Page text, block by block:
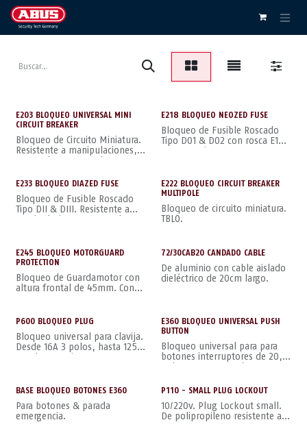
Ir al contenido
E203 BLOQUEO UNIVERSAL MINI
CIRCUIT BREAKER
Bloqueo de Circuito Miniatura.
Resistente a manipulaciones,
no conductor, con abertura
asegurar en vertical y en
horizontal.
E218 BLOQUEO NEOZED FUSE
Bloqueo de Fusible Roscado
Tipo D01 & D02 con rosca E14
& E18. Resistente a
E233 BLOQUEO DIAZED FUSE
Bloqueo de Fusible Roscado
Tipo DII & DIII. Resistente a
manipulaciones, no conductor
E222 BLOQUEO CIRCUIT BREAKER
MULTIPOLE
Bloqueo de circuito miniatura.
TBLO.
E245 BLOQUEO MOTORGUARD
PROTECTION
Bloqueo de Guardamotor con
altura frontal de 45mm. Con
no conductor.
72/30CAB20 CANDADO CABLE
De aluminio con cable aislado
dieléctrico de 20cm largo.
P600 BLOQUEO PLUG
Bloqueo universal para clavija.
Desde 16A 3 polos, hasta 125A
5 polos.- Resistente a
E360 BLOQUEO UNIVERSAL PUSH
BUTTON
Bloqueo universal para para
botones interruptores de 20,5
o de 30,5mm. Desde 40mm
BASE BLOQUEO BOTONES E360
Para botones & parada
emergencia.
P110 - SMALL PLUG LOCKOUT
10/220v. Plug Lockout small.
De polipropileno resistente a